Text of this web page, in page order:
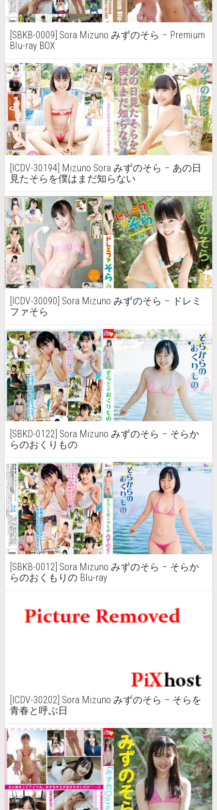
[SBKB-0009] Sora Mizuno みずのそら – Premium
Blu-ray BOX
[ICDV-30194] Mizuno Sora みずのそら – あの日
見たそらを僕はまだ知らない
[ICDV-30090] Sora Mizuno みずのそら – ドレミ
ファそら
[SBKD-0122] Sora Mizuno みずのそら – そらか
らのおくりもの
[SBKB-0012] Sora Mizuno みずのそら – そらか
らのおくもりの Blu-ray
[ICDV-30202] Sora Mizuno みずのそら – そらを
青春と呼ぶ日